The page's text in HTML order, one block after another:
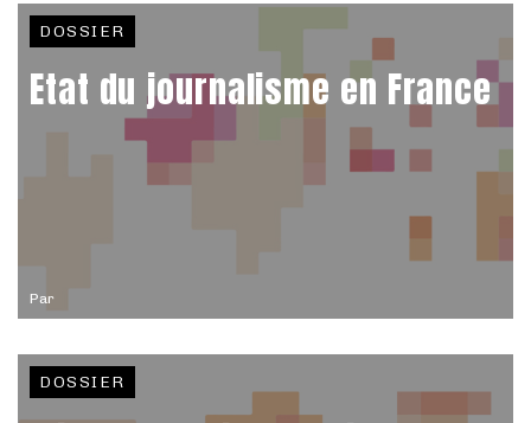
Par
DOSSIER
Etat du journalisme en France
DOSSIER